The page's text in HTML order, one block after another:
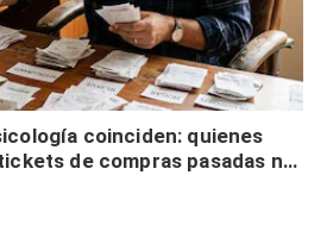
coinciden: quienes
de compras pasadas no
que tienen necesidad de